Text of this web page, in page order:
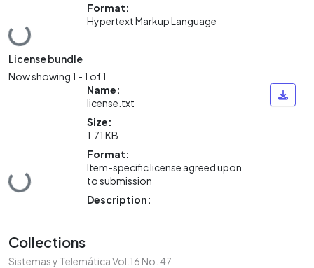
Loading...
Format:
Hypertext Markup Language
License bundle
Now showing1 - 1 of 1
Loading...
Name:
license.txt
Size:
1.71 KB
Format:
Item-specific license agreed upon
to submission
Description:
Collections
Sistemas y Telemática Vol.16 No. 47